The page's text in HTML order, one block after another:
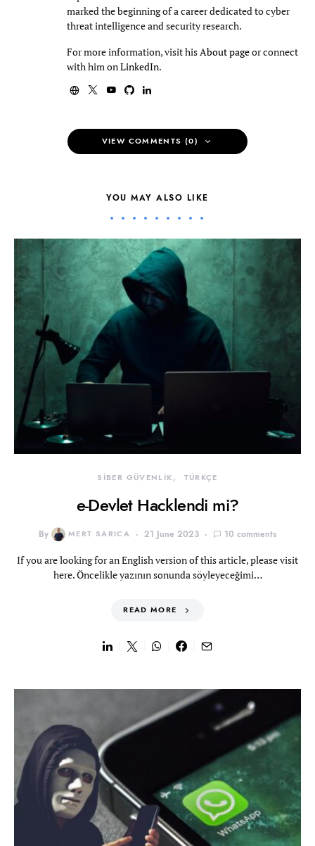
marked the beginning of a career dedicated to cyber
threat intelligence and security research.
For more information, visit hisAbout pageor connect
with him onLinkedIn.
VIEW COMMENTS (0)
YOU MAY ALSO LIKE
SİBER GÜVENLİK TÜRKÇE
e-Devlet Hacklendi mi?
By MERT SARICA 21 June 2023 10 comments
If you are looking for an English version of this article, please visit
here. Öncelikle yazının sonunda söyleyeceğimi…
READ MORE